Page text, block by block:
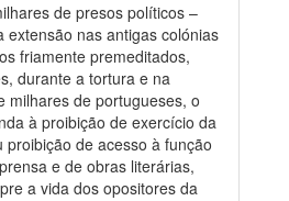
de presos políticos –
extensão nas antigas colónias
friamente premeditados,
durante a tortura e na
milhares de portugueses, o
à proibição de exercício da
de acesso à função
e de obras literárias,
a vida dos opositores da